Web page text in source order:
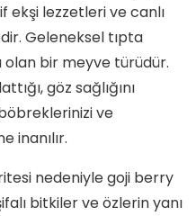
ekşi lezzetleri ve canlı
Geleneksel tıpta
olan bir meyve türüdür.
göz sağlığını
ve
inanılır.
nedeniyle goji berry
bitkiler ve özlerin yanı